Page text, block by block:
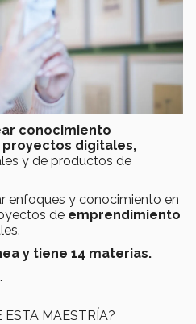
conocimiento
proyectos digitales,
y de productos de
enfoques y conocimiento en
de emprendimiento
y tiene 14 materias.
.
ESTA MAESTRÍA?